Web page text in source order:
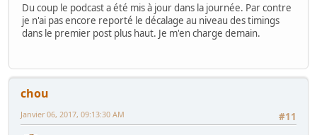
Du coup le podcast a été mis à jour dans la journée. Par contre
je n'ai pas encore reporté le décalage au niveau des timings
dans le premier post plus haut. Je m'en charge demain.
chou
#11
Janvier 06, 2017, 09:13:30 AM